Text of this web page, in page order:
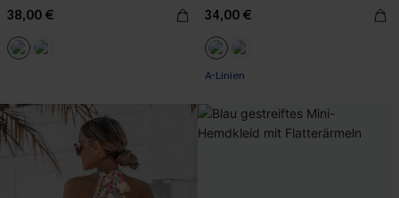
38,00 € 34,00 €
A-Linien